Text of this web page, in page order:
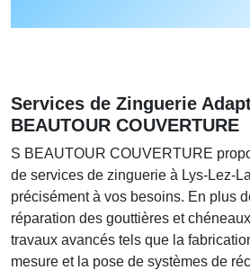
Services de Zinguerie
BEAUTOUR COUVERTURE
S BEAUTOUR COUVERTURE
de services de zinguerie à Lys-Lez-
précisément à vos besoins. En plus
réparation des gouttières et
travaux avancés tels que la
mesure et la pose de systèmes de